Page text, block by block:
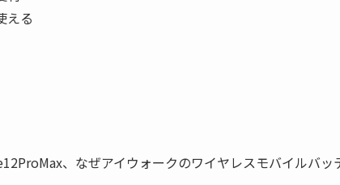
える
、なぜアイウォークのワイヤレスモバイルバッ